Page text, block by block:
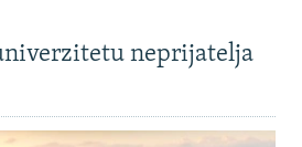
neprijatelja